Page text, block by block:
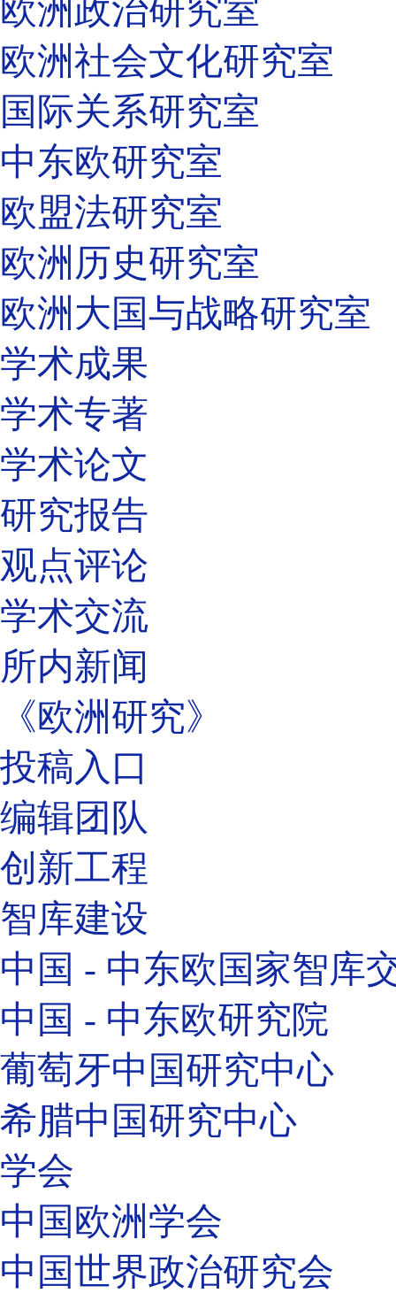
欧洲政治研究室
欧洲社会文化研究室
国际关系研究室
中东欧研究室
欧盟法研究室
欧洲历史研究室
欧洲大国与战略研究室
学术成果
学术专著
学术论文
研究报告
观点评论
学术交流
所内新闻
《欧洲研究》
投稿入口
编辑团队
创新工程
智库建设
中国 - 中东欧国家智库
中国 - 中东欧研究院
葡萄牙中国研究中心
希腊中国研究中心
学会
中国欧洲学会
中国世界政治研究会